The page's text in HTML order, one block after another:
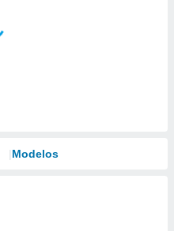
Modelos